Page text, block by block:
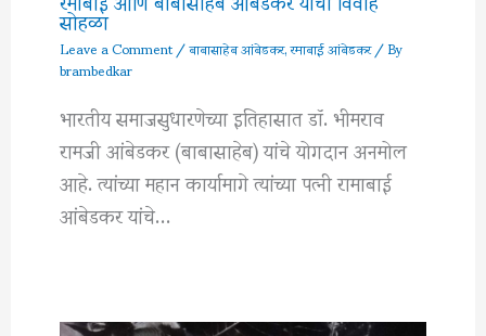
सोहळा
Leave a Comment/बाबासाहेब आंबेडकर,रमाबाई आंबेडकर/ By
brambedkar
भारतीय समाजसुधारणेच्या इतिहासात डॉ. भीमराव
रामजी आंबेडकर (बाबासाहेब) यांचे योगदान अनमोल
आहे. त्यांच्या महान कार्यामागे त्यांच्या पत्नी रामाबाई
आंबेडकर यांचे…